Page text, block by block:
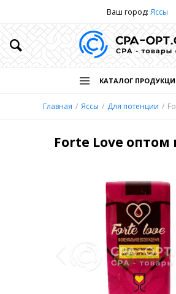
Ваш город: Яссы
КАТАЛОГ
Главная Яссы Для потенции
Forte Love оптом